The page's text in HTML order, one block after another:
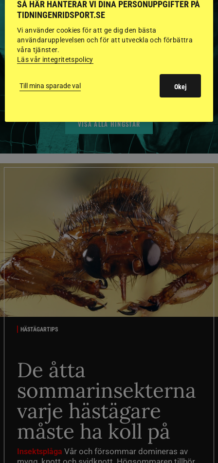
HINGSTAR ONLINE
GODKÄNDA HINGSTAR I
FLERA KATEGORIER MED
BILDER OCH FAKTA
VISA ALLA HINGSTAR
HÄSTÄGARTIPS
De åtta
sommarinsekterna
varje hästägare
måste ha koll på
Insektsplåga Vår och försommar domineras av
SÅ HÄR HANTERAR VI DINA PERSONUPPGIFTER PÅ
TIDNINGENRIDSPORT.SE
Vi använder cookies för att ge dig den bästa
användarupplevelsen och för att utveckla och förbättra
våra tjänster.
Läs vår integritetspolicy
Till mina sparade val Okej